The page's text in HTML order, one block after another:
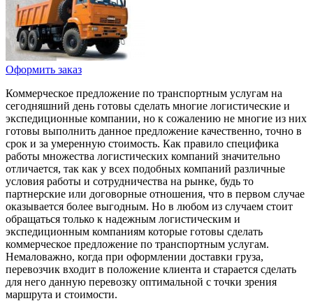
Оформить заказ
Коммерческое предложение по транспортным услугам на
сегодняшний день готовы сделать многие логистические и
экспедиционные компании, но к сожалению не многие из них
готовы выполнить данное предложение качественно, точно в
срок и за умеренную стоимость. Как правило специфика
работы множества логистических компаний значительно
отличается, так как у всех подобных компаний различные
условия работы и сотрудничества на рынке, будь то
партнерские или договорные отношения, что в первом случае
оказывается более выгодным. Но в любом из случаем стоит
обращаться только к надежным логистическим и
экспедиционным компаниям которые готовы сделать
коммерческое предложение по транспортным услугам.
Немаловажно, когда при оформлении доставки груза,
перевозчик входит в положение клиента и старается сделать
для него данную перевозку оптимальной с точки зрения
маршрута и стоимости.